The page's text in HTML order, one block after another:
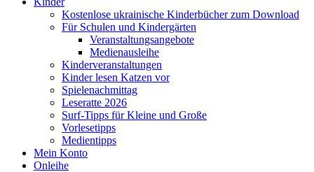
Kostenlose ukrainische Kinderbücher zum Download
Für Schulen und Kindergärten
Veranstaltungsangebote
Medienausleihe
Kinderveranstaltungen
Kinder lesen Katzen vor
Spielenachmittag
Leseratte 2026
Surf-Tipps für Kleine und Große
Vorlesetipps
Medientipps
Mein Konto
Onleihe